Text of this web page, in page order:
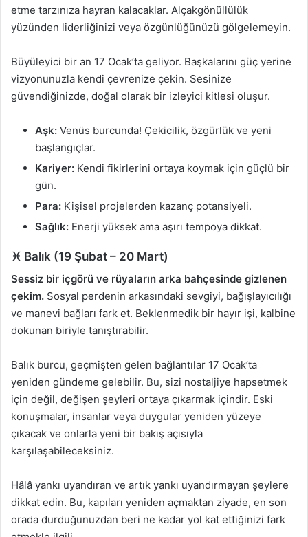
etme tarzınıza hayran kalacaklar. Alçakgönüllülük
yüzünden liderliğinizi veya özgünlüğünüzü gölgelemeyin.
Büyüleyici bir an 17 Ocak’ta geliyor. Başkalarını güç yerine
vizyonunuzla kendi çevrenize çekin. Sesinize
güvendiğinizde, doğal olarak bir izleyici kitlesi oluşur.
Aşk: Venüs burcunda! Çekicilik, özgürlük ve yeni
başlangıçlar.
Kariyer: Kendi fikirlerini ortaya koymak için güçlü bir
gün.
Para: Kişisel projelerden kazanç potansiyeli.
Sağlık: Enerji yüksek ama aşırı tempoya dikkat.
♓ Balık (19 Şubat – 20 Mart)
Sessiz bir içgörü ve rüyaların arka bahçesinde gizlenen
çekim. Sosyal perdenin arkasındaki sevgiyi, bağışlayıcılığı
ve manevi bağları fark et. Beklenmedik bir hayır işi, kalbine
dokunan biriyle tanıştırabilir.
Balık burcu, geçmişten gelen bağlantılar 17 Ocak’ta
yeniden gündeme gelebilir. Bu, sizi nostaljiye hapsetmek
için değil, değişen şeyleri ortaya çıkarmak içindir. Eski
konuşmalar, insanlar veya duygular yeniden yüzeye
çıkacak ve onlarla yeni bir bakış açısıyla
karşılaşabileceksiniz.
Hâlâ yankı uyandıran ve artık yankı uyandırmayan şeylere
dikkat edin. Bu, kapıları yeniden açmaktan ziyade, en son
orada durduğunuzdan beri ne kadar yol kat ettiğinizi fark